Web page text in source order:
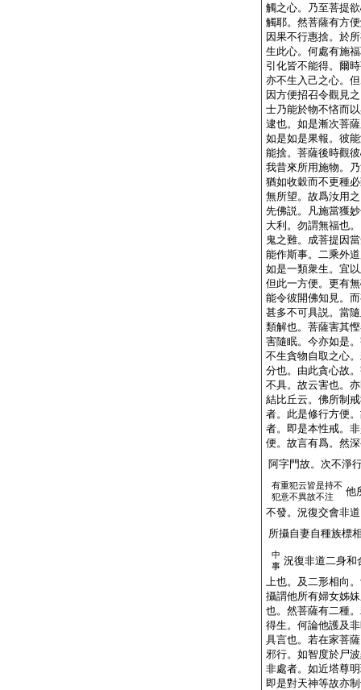
觸之心。乃至菩提
觸耶。然菩薩有方
因果不行惠捨。於
生此心。何處有施
引化皆不能得。爾
亦不生入己之心。
因方便招召令觀見
士乃能於物不悋而
逮也。如是漸次菩
如是如是果報。彼
能捨。菩薩後時觀
我昔來所用施物。
猶如收穀而不更種
無所望。故爲汝用
先佛説。凡施當獲
大利。勿謂無福也
鬼之難。成菩提因
能作斯事。二乘外
如是一類衆生。宜
但此一方便。更有
能令彼開佛知見。
甚多不可具説。當
類解也。菩薩害其
害隨眠。今亦如是
不生貪物自取之心
分也。由此貪心故
不具。故云害也。
結比丘云。佛所制
者。此是修行方便
者。即是本性戒。
便。故言有爲。然
阿字門故。次不淨
有重犯云皆是持不
犯意不異故不注
他
不發。況復交會非
所攝自妻自種族標
中
事 況復非道二身和
上也。及二形相向
攝謂他所有婦女姊
也。然菩薩有二種
得生。何論他護及
具言也。若在家菩
邪行。如智度於尸
非處者。如近塔尊
即是對天神等故亦